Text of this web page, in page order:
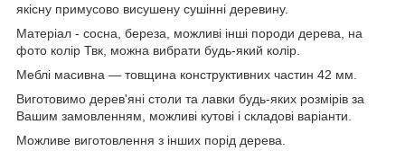
якісну примусово висушену сушінні деревину.
Матеріал - сосна, береза, можливі інші породи дерева, на
фото колір Твк, можна вибрати будь-який колір.
Меблі масивна ― товщина конструктивних частин 42 мм.
Виготовимо дерев'яні столи та лавки будь-яких розмірів за
Вашим замовленням, можливі кутові і складові варіанти.
Можливе виготовлення з інших порід дерева.